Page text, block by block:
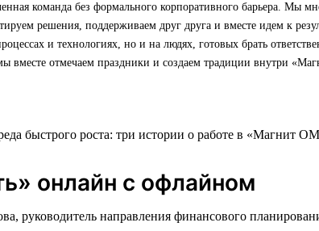
команда без формального корпоративного барьера. Мы
решения, поддерживаем друг друга и вместе идем к
и технологиях, но и на людях, готовых брать
вместе отмечаем праздники и создаем традиции внутри
онлайн с офлайном
руководитель направления финансового